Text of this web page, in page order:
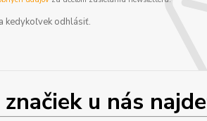
kedykoľvek odhlásiť.
u nás